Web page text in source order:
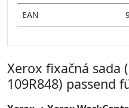
EAN
Xerox fixačná sada
109R848) passend